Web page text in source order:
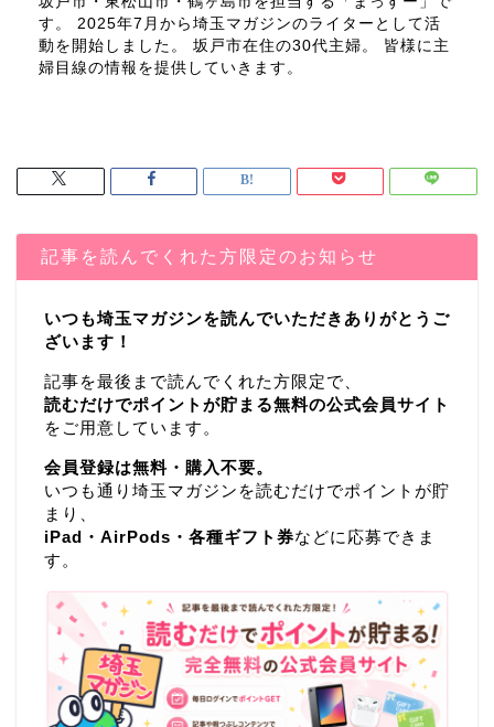
す。 2025年7月から埼玉マガジンのライターとして活
動を開始しました。 坂戸市在住の30代主婦。 皆様に主
婦目線の情報を提供していきます。
記事を読んでくれた方限定のお知らせ
いつも埼玉マガジンを読んでいただきありがとうご
ざいます！
記事を最後まで読んでくれた方限定で、
読むだけでポイントが貯まる無料の公式会員サイト
をご用意しています。
会員登録は無料・購入不要。
いつも通り埼玉マガジンを読むだけでポイントが貯
まり、
iPad・AirPods・各種ギフト券などに応募できま
す。